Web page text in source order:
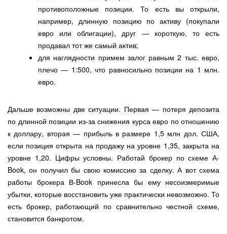
противоположные позиции. То есть вы открыли,
например, длинную позицию по активу (покупали
евро или облигации), друг — короткую, то есть
продавал тот же самый актив;
для наглядности примем залог равным 2 тыс. евро,
плечо — 1:500, что равносильно позиции на 1 млн.
евро.
Дальше возможны две ситуации. Первая — потеря депозита
по длинной позиции из-за снижения курса евро по отношению
к доллару, вторая — прибыль в размере 1,5 млн дол. США,
если позиция открыта на продажу на уровне 1,35, закрыта на
уровне 1,20. Цифры условны. Работай брокер по схеме А-
Book, он получил бы свою комиссию за сделку. А вот схема
работы брокера В-Book принесла бы ему несоизмеримые
убытки, которые восстановить уже практически невозможно. То
есть брокер, работающий по сравнительно честной схеме,
становится банкротом.